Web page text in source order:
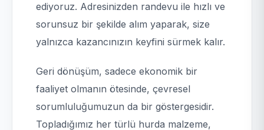
ediyoruz. Adresinizden randevu ile hızlı ve
sorunsuz bir şekilde alım yaparak, size
yalnızca kazancınızın keyfini sürmek kalır.
Geri dönüşüm, sadece ekonomik bir
faaliyet olmanın ötesinde, çevresel
sorumluluğumuzun da bir göstergesidir.
Topladığımız her türlü hurda malzeme,